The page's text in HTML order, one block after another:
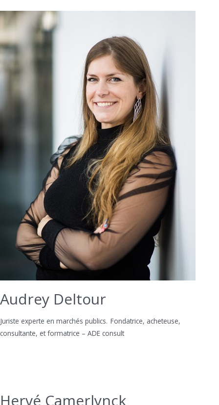
Audrey Deltour
Juriste experte en marchés publics. Fondatrice, acheteuse,
consultante, et formatrice – ADE consult
Hervé Camerlynck